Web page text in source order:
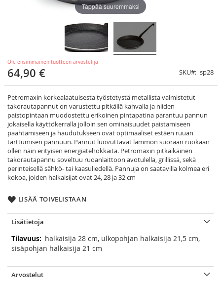
Ole ensimmäinen tuotteen arvostelija
64,90 € SKU sp28
Petromaxin korkealaatuisesta työstetystä metallista valmistetut
takorautapannut on varustettu pitkällä kahvalla ja niiden
paistopintaan muodostettu erikoinen pintapatina parantuu pannun
jokaisella käyttökerralla jolloin sen ominaisuudet paistamiseen
paahtamiseen ja haudutukseen ovat optimaaliset estäen ruuan
tarttumisen pannuun. Pannut luovuttavat lämmön suoraan ruokaan
ollen näin erityisen energiatehokkaita. Petromaxin pitkäikäinen
takorautapannu soveltuu ruoanlaittoon avotulella, grillissä, sekä
perinteisellä sähkö‐ tai kaasuliedellä. Pannuja on saatavilla kolmea eri
kokoa, joiden halkaisijat ovat 24, 28 ja 32 cm
LISÄÄ TOIVELISTAAN
Täppää suuremmaksi
Lisätietoja
Lisätietoja halkaisija 28 cm, ulkopohjan halkaisija 21,5 cm,
sisäpohjan halkaisija 21 cm
Arvostelut